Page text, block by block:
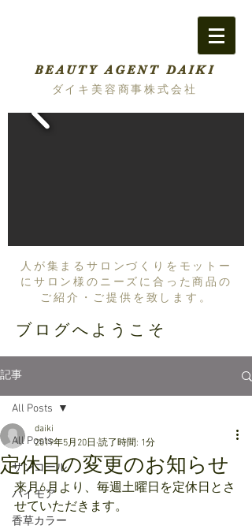
BEAUTY AGENT DAIKI
ダイキ美容商事株式会社
人が集まるサロンづくりをモットー
にサロン様のニーズに合った商品の
ご紹介・ご提供を致します。
ブログへようこそ
記事
All Posts
サンコール
パイモア
香草カラー
All Posts
定休日の変更のお知らせ
daiki
2019年5月20日 読了時間: 1分
来月6月より、毎週土曜日を定休日とさ
せていただきます。